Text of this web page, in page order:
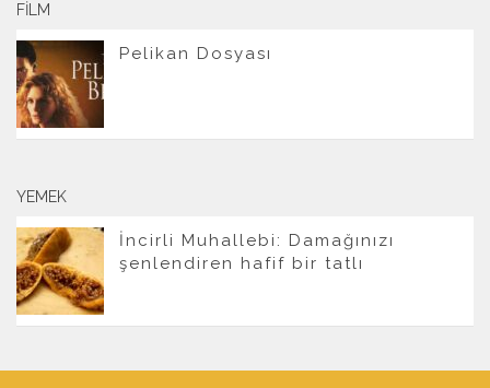
FILM
Pelikan Dosyası
YEMEK
İncirli Muhallebi: Damağınızı
şenlendiren hafif bir tatlı